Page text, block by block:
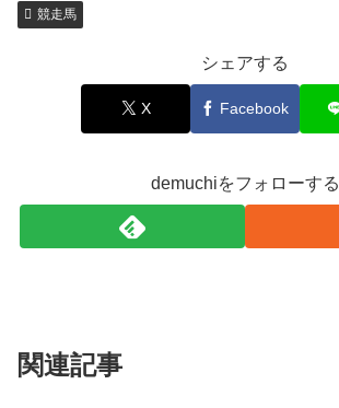
競走馬
シェアする
X Facebook
demuchiをフォローする
関連記事